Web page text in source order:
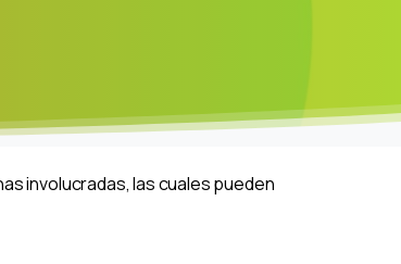
involucradas, las cuales pueden